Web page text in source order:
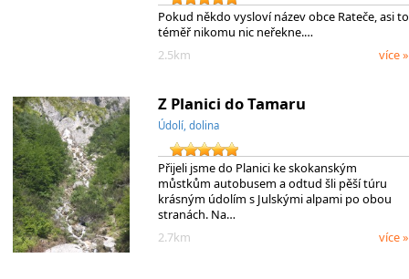
Pokud někdo vysloví název obce Rateče, asi to
téměř nikomu nic neřekne.…
2.5km
více »
Z Planici do Tamaru
Údolí, dolina
Přijeli jsme do Planici ke skokanským
můstkům autobusem a odtud šli pěší túru
krásným údolím s Julskými alpami po obou
stranách. Na…
2.7km
více »